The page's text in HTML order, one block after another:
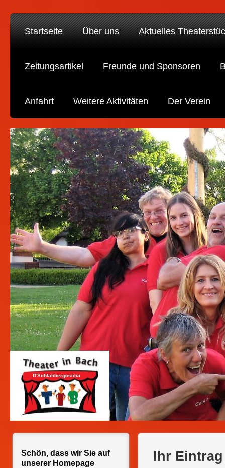
Startseite Über uns Aktuelles
Zeitungsartikel Freunde und Sponsoren
Anfahrt Weitere Aktivitäten Der Verein
D'Schlabbergoscha
Schön, dass wir Sie auf
unserer Homepage
Ihr